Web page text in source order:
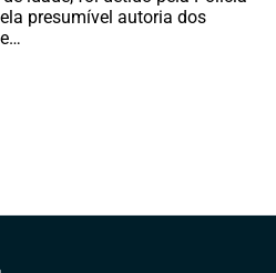
presumível autoria dos